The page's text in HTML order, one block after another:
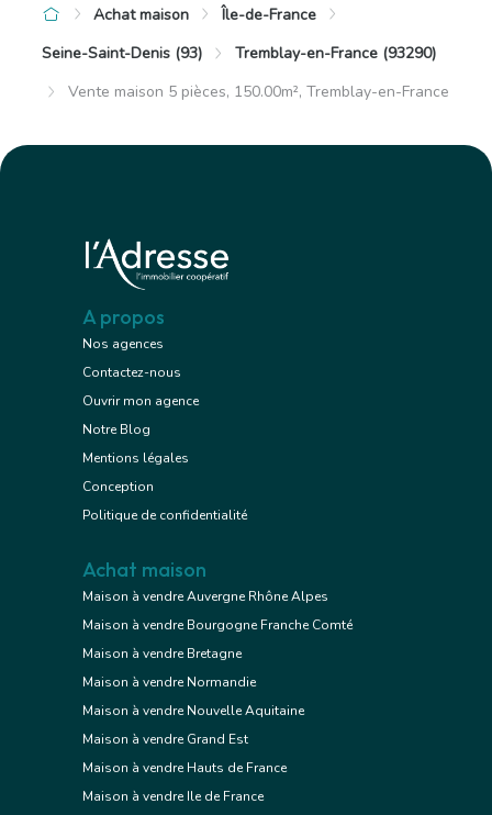
Achat maison
Île-de-France
Seine-Saint-Denis (93)
Tremblay-en-France (93290)
Vente maison 5 pièces, 150.00m², Tremblay-en-France
A propos
Nos agences
Contactez-nous
Ouvrir mon agence
Notre Blog
Mentions légales
Conception
Politique de confidentialité
Achat maison
Maison à vendre Auvergne Rhône Alpes
Maison à vendre Bourgogne Franche Comté
Maison à vendre Bretagne
Maison à vendre Normandie
Maison à vendre Nouvelle Aquitaine
Maison à vendre Grand Est
Maison à vendre Hauts de France
Maison à vendre Ile de France